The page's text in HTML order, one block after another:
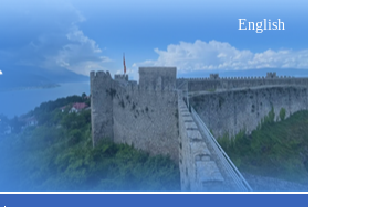
English